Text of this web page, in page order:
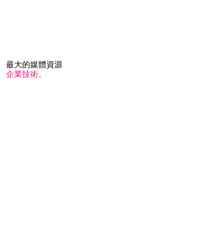
最大的媒體資源
企業技術。